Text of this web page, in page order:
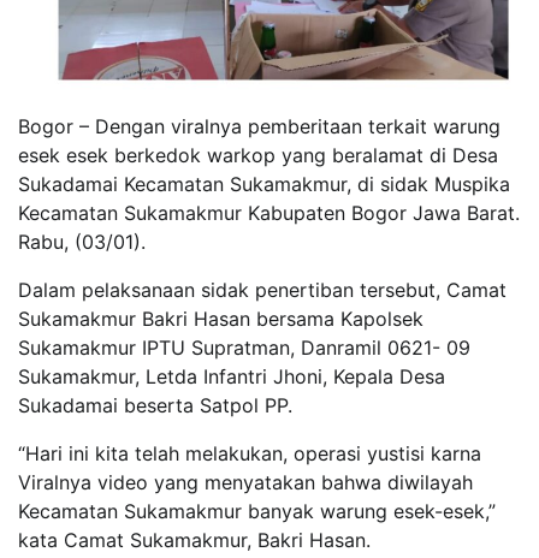
Bogor – Dengan viralnya pemberitaan terkait warung
esek esek berkedok warkop yang beralamat di Desa
Sukadamai Kecamatan Sukamakmur, di sidak Muspika
Kecamatan Sukamakmur Kabupaten Bogor Jawa Barat.
Rabu, (03/01).
Dalam pelaksanaan sidak penertiban tersebut, Camat
Sukamakmur Bakri Hasan bersama Kapolsek
Sukamakmur IPTU Supratman, Danramil 0621- 09
Sukamakmur, Letda Infantri Jhoni, Kepala Desa
Sukadamai beserta Satpol PP.
“Hari ini kita telah melakukan, operasi yustisi karna
Viralnya video yang menyatakan bahwa diwilayah
Kecamatan Sukamakmur banyak warung esek-esek,”
kata Camat Sukamakmur, Bakri Hasan.